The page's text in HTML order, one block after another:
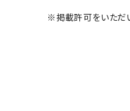
※掲載許可をいただ